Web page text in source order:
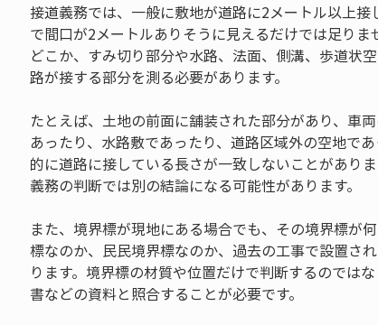
接道義務では、一般に敷地が道路に2メートル以上
で間口が2メートルありそうに見えるだけでは足り
どこか、すみ切り部分や水路、法面、側溝、歩道状
路が接する部分を測る必要があります。
たとえば、土地の前面に舗装された部分があり、車
あったり、水路敷であったり、道路区域外の空地で
的に道路に接している長さが一致しないことがあり
義務の判断では別の結論になる可能性があります。
また、境界標が現地にある場合でも、その境界標が
標なのか、民民境界標なのか、過去の工事で設置さ
ります。境界標の材質や位置だけで判断するのでは
書などの資料と照合することが必要です。